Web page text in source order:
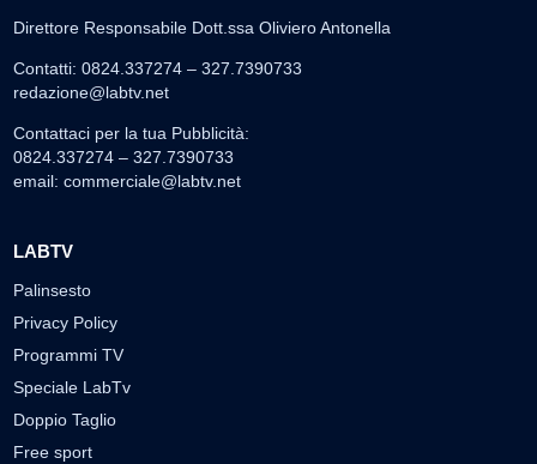
Direttore Responsabile Dott.ssa Oliviero Antonella
Contatti: 0824.337274 – 327.7390733
redazione@labtv.net
Contattaci per la tua Pubblicità:
0824.337274 – 327.7390733
email: commerciale@labtv.net
LABTV
Palinsesto
Privacy Policy
Programmi TV
Speciale LabTv
Doppio Taglio
Free sport